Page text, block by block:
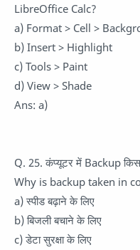
LibreOffice Calc?
a) Format > Cell >
b) Insert > Highlight
c) Tools > Paint
d) View > Shade
Ans: a)
Q. 25. कंप्यूटर में Backup
Why is backup taken in
a) स्पीड बढ़ाने के लिए
b) बिजली बचाने के लिए
c) डेटा सुरक्षा के लिए